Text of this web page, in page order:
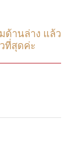
ด้านล่าง แล้ว
ที่สุดค่ะ